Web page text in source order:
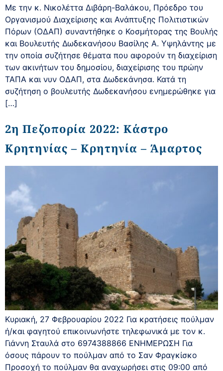
Με την κ. Νικολέττα Διβάρη-Βαλάκου, Πρόεδρο του
Οργανισμού Διαχείρισης και Ανάπτυξης Πολιτιστικών
Πόρων (ΟΔΑΠ) συναντήθηκε ο Κοσμήτορας της Βουλής
και Βουλευτής Δωδεκανήσου Βασίλης Α. Υψηλάντης με
την οποία συζήτησε θέματα που αφορούν τη διαχείριση
των ακινήτων του δημοσίου, διαχείρισης του πρώην
ΤΑΠΑ και νυν ΟΔΑΠ, στα Δωδεκάνησα. Κατά τη
συζήτηση ο βουλευτής Δωδεκανήσου ενημερώθηκε για
[…]
2η Πεζοπορία 2022: Κάστρο
Κρητηνίας – Κρητηνία – Άμαρτος
Κυριακή, 27 Φεβρουαρίου 2022 Για κρατήσεις πούλμαν
ή/και φαγητού επικοινωνήστε τηλεφωνικά με τον κ.
Γιάννη Σταυλά στο 6974388866 ΕΝΗΜΕΡΩΣΗ Για
όσους πάρουν το πούλμαν από το Σαν Φραγκίσκο
Προσοχή το πούλμαν θα αναχωρήσει στις 09:00 από